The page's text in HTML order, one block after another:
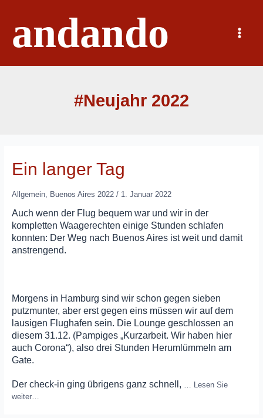
springenandando
Main
Menu
#Neujahr 2022
Ein langer Tag
Allgemein, Buenos Aires 2022/ 1. Januar 2022
Auch wenn der Flug bequem war und wir in der
kompletten Waagerechten einige Stunden schlafen
konnten: Der Weg nach Buenos Aires ist weit und damit
anstrengend.
Morgens in Hamburg sind wir schon gegen sieben
putzmunter, aber erst gegen eins müssen wir auf dem
lausigen Flughafen sein. Die Lounge geschlossen an
diesem 31.12. (Pampiges „Kurzarbeit. Wir haben hier
auch Corona“), also drei Stunden Herumlümmeln am
Gate.
Der check-in ging übrigens ganz schnell, … Lesen Sie
weiter…